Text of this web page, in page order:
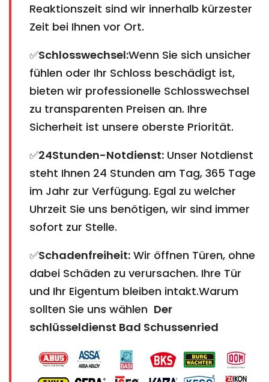
Reaktionszeit sind wir innerhalb kürzester
Zeit bei Ihnen vor Ort.
✅Schlosswechsel:Wenn Sie sich unsicher
fühlen oder Ihr Schloss beschädigt ist,
bieten wir professionelle Schlosswechsel
zu transparenten Preisen an. Ihre
Sicherheit ist unsere oberste Priorität.
✅24Stunden-Notdienst: Unser Notdienst
steht Ihnen 24 Stunden am Tag, 365 Tage
im Jahr zur Verfügung. Egal zu welcher
Uhrzeit Sie uns benötigen, wir sind immer
sofort zur Stelle.
✅Schadenfreiheit: Wir öffnen Türen, ohne
dabei Schäden zu verursachen. Ihre Tür
und Ihr Eigentum bleiben intakt.Warum
sollten Sie uns wählen Der
schlüsseldienst Bad Schussenried